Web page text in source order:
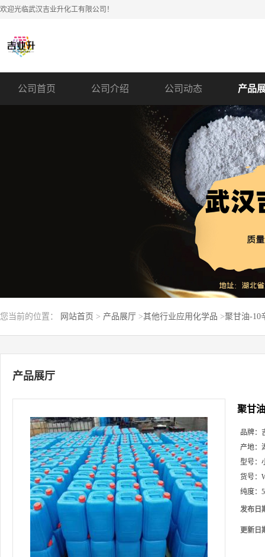
欢迎光临武汉吉业升化工有限公司！
公司首页 公司介绍 公司动态 产品
您当前的位置： 网站首页 > 产品展厅 >其他行业应用化学品 >聚甘油-10
产品展厅
聚甘
品牌：
产地：
型号：
货号：
纯度：
发布日
更新日